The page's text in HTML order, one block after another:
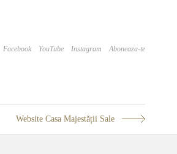
Facebook YouTube Instagram Aboneaza-te
Website Casa Majestății Sale